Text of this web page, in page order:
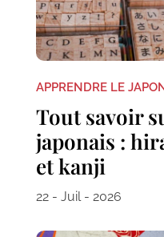
APPRENDRE LE
Tout savoir
japonais :
et kanji
22 - Juil - 2026